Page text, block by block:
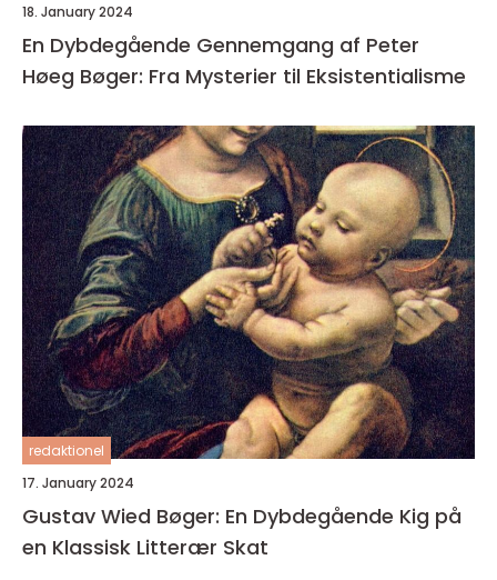
18. January 2024
En Dybdegående Gennemgang af Peter
Høeg Bøger: Fra Mysterier til Eksistentialisme
redaktionel
17. January 2024
Gustav Wied Bøger: En Dybdegående Kig på
en Klassisk Litterær Skat